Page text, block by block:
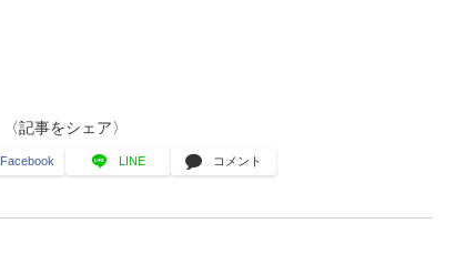
〈記事をシェア〉
Facebook LINE コメント